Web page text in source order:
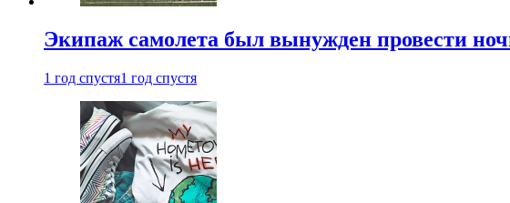
Экипаж самолета был вынужден провести
1 год спустя1 год спустя